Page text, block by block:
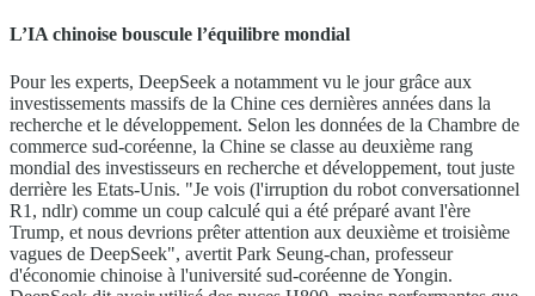
L’IA chinoise bouscule l’équilibre mondial
Pour les experts, DeepSeek a notamment vu le jour grâce aux
investissements massifs de la Chine ces dernières années dans la
recherche et le développement. Selon les données de la Chambre de
commerce sud-coréenne, la Chine se classe au deuxième rang
mondial des investisseurs en recherche et développement, tout juste
derrière les Etats-Unis. "Je vois (l'irruption du robot conversationnel
R1, ndlr) comme un coup calculé qui a été préparé avant l'ère
Trump, et nous devrions prêter attention aux deuxième et troisième
vagues de DeepSeek", avertit Park Seung-chan, professeur
d'économie chinoise à l'université sud-coréenne de Yongin.